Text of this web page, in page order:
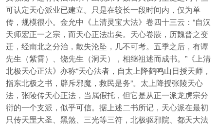
可认定天心派业已建立。只是在较长一段时间内，仅为单
传，规模很小。金允中《上清灵宝大法》卷四十三云：“自汉
天师宏正一之宗，而天心正法出矣。天心卷牍，历魏晋之变
迁，经南北之分治，散失沦坠，几不可考。五季之后，有谭
先生（紫霄）、饶先生（洞天），相继祖述而成书。”《上清
北极天心正法》亦称“天心法者，自太上降鹤鸣山日授天师，
指东北极之书，辟斥邪魔，救民是务”。太上降授张陵天心
法，张陵传天心正法，当属假托，但它是从正一派龙虎宗分
衍的一个支派，似乎可信。据上述二书所记，天心派在最初
只传天罡大圣、黑煞、三光等三符，北极驱邪院、都天大法